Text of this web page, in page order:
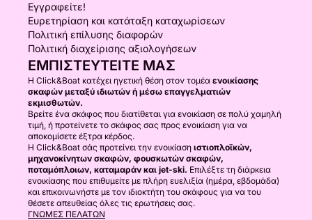
Εγγραφείτε!
Ευρετηρίαση και κατάταξη καταχωρίσεων
Πολιτική επίλυσης διαφορών
Πολιτική διαχείρισης αξιολογήσεων
ΕΜΠΙΣΤΕΥΤΕΊΤΕ ΜΑΣ
Η Click&Boat κατέχει ηγετική θέση στον τομέα ενοικίασης
σκαφών μεταξύ ιδιωτών ή μέσω επαγγελματιών
εκμισθωτών.
Βρείτε ένα σκάφος που διατίθεται για ενοικίαση σε πολύ χαμηλή
τιμή, ή προτείνετε το σκάφος σας προς ενοικίαση για να
αποκομίσετε έξτρα κέρδος.
Η Click&Boat σάς προτείνει την ενοικίαση ιστιοπλοϊκών,
μηχανοκίνητων σκαφών, φουσκωτών σκαφών,
ποταμόπλοιων, καταμαράν και jet-ski. Επιλέξτε τη διάρκεια
ενοικίασης που επιθυμείτε με πλήρη ευελιξία (ημέρα, εβδομάδα)
και επικοινωνήστε με τον ιδιοκτήτη του σκάφους για να του
θέσετε απευθείας όλες τις ερωτήσεις σας.
ΓΝΏΜΕΣ ΠΕΛΑΤΏΝ